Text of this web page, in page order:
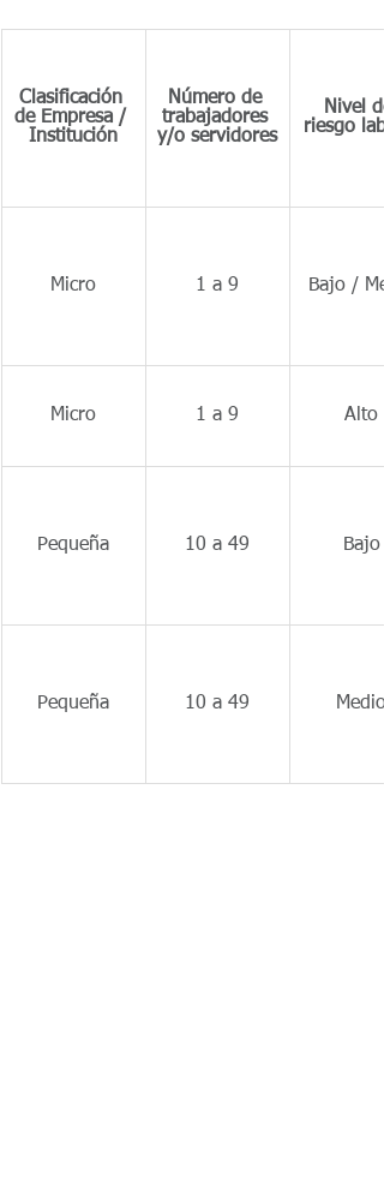
Clasificación
de Empresa /
Institución
Número de
trabajadores
y/o servidores
Nivel
riesgo
Micro 1 a 9 Bajo /
Micro 1 a 9 Alto
Pequeña 10 a 49 Bajo
Pequeña 10 a 49 Medio